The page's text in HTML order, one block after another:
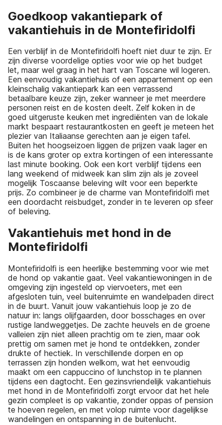
Goedkoop vakantiepark of
vakantiehuis in de Montefiridolfi
Een verblijf in de Montefiridolfi hoeft niet duur te zijn. Er
zijn diverse voordelige opties voor wie op het budget
let, maar wel graag in het hart van Toscane wil logeren.
Een eenvoudig vakantiehuis of een appartement op een
kleinschalig vakantiepark kan een verrassend
betaalbare keuze zijn, zeker wanneer je met meerdere
personen reist en de kosten deelt. Zelf koken in de
goed uitgeruste keuken met ingrediënten van de lokale
markt bespaart restaurantkosten en geeft je meteen het
plezier van Italiaanse gerechten aan je eigen tafel.
Buiten het hoogseizoen liggen de prijzen vaak lager en
is de kans groter op extra kortingen of een interessante
last minute booking. Ook een kort verblijf tijdens een
lang weekend of midweek kan slim zijn als je zoveel
mogelijk Toscaanse beleving wilt voor een beperkte
prijs. Zo combineer je de charme van Montefiridolfi met
een doordacht reisbudget, zonder in te leveren op sfeer
of beleving.
Vakantiehuis met hond in de
Montefiridolfi
Montefiridolfi is een heerlijke bestemming voor wie met
de hond op vakantie gaat. Veel vakantiewoningen in de
omgeving zijn ingesteld op viervoeters, met een
afgesloten tuin, veel buitenruimte en wandelpaden direct
in de buurt. Vanuit jouw vakantiehuis loop je zo de
natuur in: langs olijfgaarden, door bosschages en over
rustige landweggetjes. De zachte heuvels en de groene
valleien zijn niet alleen prachtig om te zien, maar ook
prettig om samen met je hond te ontdekken, zonder
drukte of hectiek. In verschillende dorpen en op
terrassen zijn honden welkom, wat het eenvoudig
maakt om een cappuccino of lunchstop in te plannen
tijdens een dagtocht. Een gezinsvriendelijk vakantiehuis
met hond in de Montefiridolfi zorgt ervoor dat het hele
gezin compleet is op vakantie, zonder oppas of pension
te hoeven regelen, en met volop ruimte voor dagelijkse
wandelingen en ontspanning in de buitenlucht.